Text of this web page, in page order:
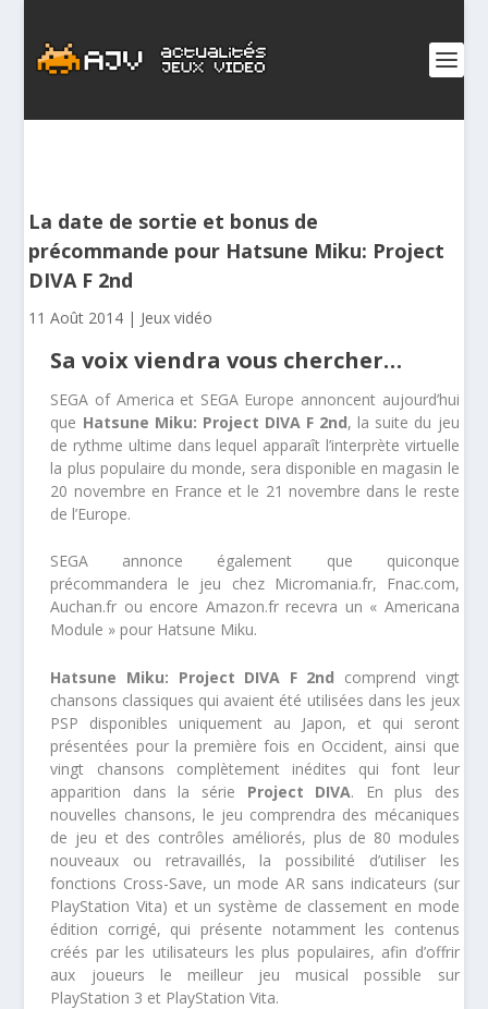
La date de sortie et bonus de
précommande pour Hatsune Miku: Project
DIVA F 2nd
11 Août 2014 | Jeux vidéo
Sa voix viendra vous chercher…
SEGA of America et SEGA Europe annoncent aujourd’hui
que Hatsune Miku: Project DIVA F 2nd, la suite du jeu
de rythme ultime dans lequel apparaît l’interprète virtuelle
la plus populaire du monde, sera disponible en magasin le
20 novembre en France et le 21 novembre dans le reste
de l’Europe.
SEGA annonce également que quiconque
précommandera le jeu chez Micromania.fr, Fnac.com,
Auchan.fr ou encore Amazon.fr recevra un « Americana
Module » pour Hatsune Miku.
Hatsune Miku: Project DIVA F 2nd comprend vingt
chansons classiques qui avaient été utilisées dans les jeux
PSP disponibles uniquement au Japon, et qui seront
présentées pour la première fois en Occident, ainsi que
vingt chansons complètement inédites qui font leur
apparition dans la série Project DIVA. En plus des
nouvelles chansons, le jeu comprendra des mécaniques
de jeu et des contrôles améliorés, plus de 80 modules
nouveaux ou retravaillés, la possibilité d’utiliser les
fonctions Cross-Save, un mode AR sans indicateurs (sur
PlayStation Vita) et un système de classement en mode
édition corrigé, qui présente notamment les contenus
créés par les utilisateurs les plus populaires, afin d’offrir
aux joueurs le meilleur jeu musical possible sur
PlayStation 3 et PlayStation Vita.